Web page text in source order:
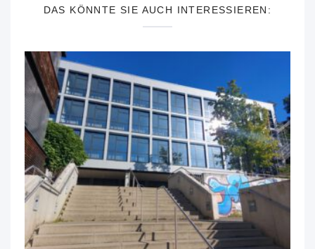
DAS KÖNNTE SIE AUCH INTERESSIEREN: